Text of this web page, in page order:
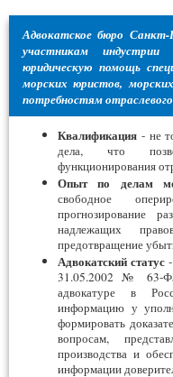
Адвокатское бюро Санкт-
участникам
юридическую помощь
морских юристов,
потребностям отраслевого
Квалификация - не
дела, что
функционирования
Опыт по делам
свободное
прогнозирование
надлежащих
предотвращение
Адвокатский статус
31.05.2002 № 63-ФЗ
адвокатуре в
информацию у
формировать
вопросам,
производства и
информации